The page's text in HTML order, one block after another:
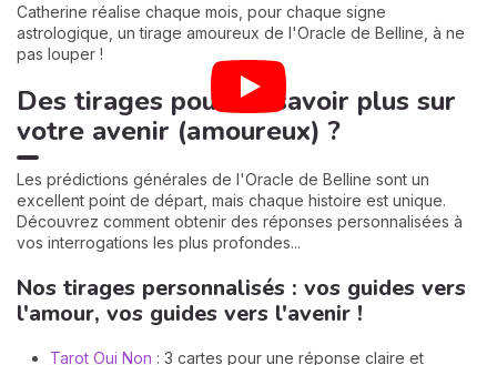
Catherine réalise chaque mois, pour chaque signe
astrologique, un tirage amoureux de l'Oracle de Belline, à ne
pas louper !
Des tirages pour en savoir plus sur
votre avenir (amoureux) ?
Les prédictions générales de l'Oracle de Belline sont un
excellent point de départ, mais chaque histoire est unique.
Découvrez comment obtenir des réponses personnalisées à
vos interrogations les plus profondes...
Nos tirages personnalisés : vos guides vers
l'amour, vos guides vers l'avenir !
Tarot Oui Non : 3 cartes pour une réponse claire et